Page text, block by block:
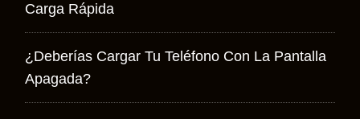
Carga Rápida
¿Deberías Cargar Tu Teléfono Con La Pantalla
Apagada?